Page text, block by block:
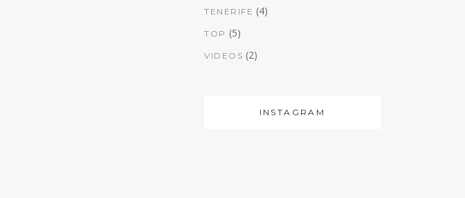
TENERIFE (4)
TOP (5)
VIDEOS (2)
INSTAGRAM